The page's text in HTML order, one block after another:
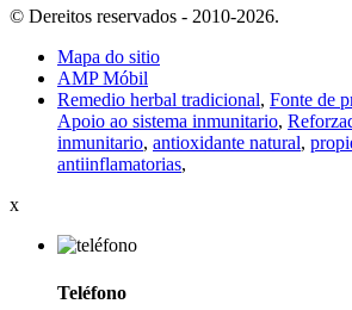
© Dereitos reservados - 2010-2026.
Mapa do sitio
AMP Móbil
Remedio herbal tradicional, Fonte de
Apoio ao sistema inmunitario,
inmunitario, antioxidante natural,
antiinflamatorias,
x
Teléfono